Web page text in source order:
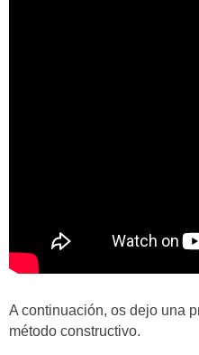
A continuación, os dejo una
método constructivo.